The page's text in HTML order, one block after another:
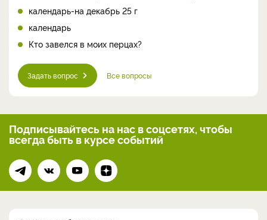
календарь-на декабрь 25 г
календарь
Кто завелся в моих перцах?
Задать вопрос Все вопросы
Подписывайтесь на нас в соцсетях, чтобы
всегдабыть в курсе событий